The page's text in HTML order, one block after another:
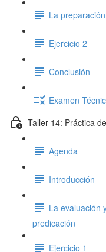
La
Ejercicio 2
Conclusión
Examen
Taller 14: Práctica
Agenda
Introducción
La evaluación
predicación
Ejercicio 1